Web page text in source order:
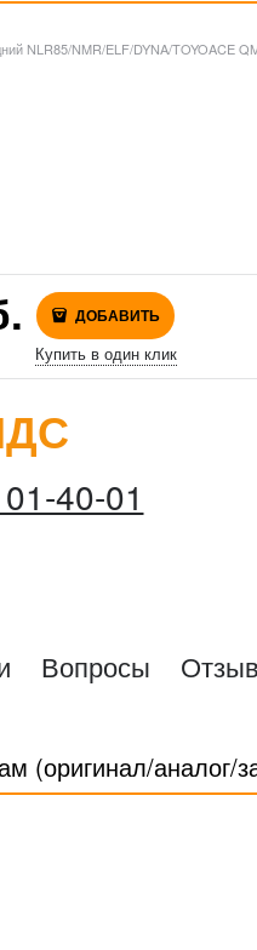
NLR85/NMR/ELF/DYNA/TOYOACE
ДОБАВИТЬ
Купить в один клик
40-01
Вопросы
(оригинал/аналог/